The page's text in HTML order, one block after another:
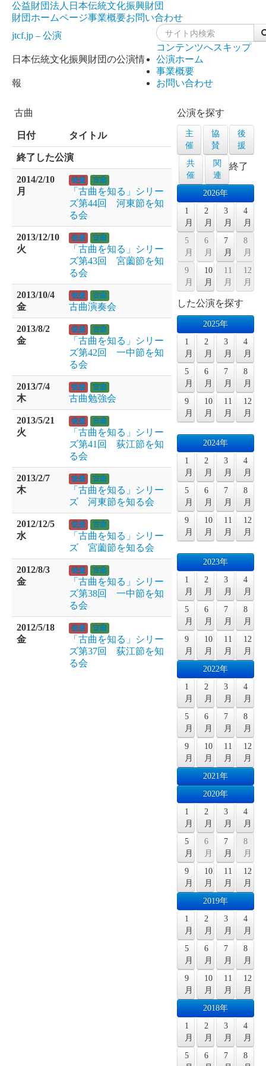
公益財団法人日本伝統文化振興財団
財団ホームページ事業概要お問い合わせ
jtcf.jp – 公演
日本伝統文化振興財団の公演情
報
コンテンツへスキップ
公演ホーム
事業概要
お問い合わせ
古曲
日付 タイトル
終了した公演
2014/2/10
月
後援 古曲
「古曲を知る」シリー
ズ第44回 河東節を知
る会
2013/12/10
火
後援 古曲
「古曲を知る」シリー
ズ第43回 宮薗節を知
る会
2013/10/4
金
後援 古曲
古曲演奏会
2013/8/2
金
後援 古曲
「古曲を知る」シリー
ズ第42回 一中節を知
る会
2013/7/4
木
後援 古曲
古曲勉強会
2013/5/21
火
後援 古曲
「古曲を知る」シリー
ズ第41回 荻江節を知
る会
2013/2/7
木
後援 古曲
「古曲を知る」シリー
ズ 河東節を知る会
2012/12/5
水
後援 古曲
「古曲を知る」シリー
ズ 宮薗節を知る会
2012/8/3
金
後援 古曲
「古曲を知る」シリー
ズ第38回 一中節を知
る会
2012/5/18
金
後援 古曲
「古曲を知る」シリー
ズ第37回 荻江節を知
る会
公演を探す
主
催
協
賛
後
援
共
催
関
連
2026年
1
月
2
月
3
月
4
月
5
月
6
月
7
月
8
月
9
月
10
月
11
月
12
月
終了
した公演を探す
2025年
1
月
2
月
3
月
4
月
5
月
6
月
7
月
8
月
9
月
10
月
11
月
12
月
2024年
1
月
2
月
3
月
4
月
5
月
6
月
7
月
8
月
9
月
10
月
11
月
12
月
2023年
1
月
2
月
3
月
4
月
5
月
6
月
7
月
8
月
9
月
10
月
11
月
12
月
2022年
1
月
2
月
3
月
4
月
5
月
6
月
7
月
8
月
9
月
10
月
11
月
12
月
2021年
2020年
1
月
2
月
3
月
4
月
5
月
6
月
7
月
8
月
9
月
10
月
11
月
12
月
2019年
1
月
2
月
3
月
4
月
5
月
6
月
7
月
8
月
9
月
10
月
11
月
12
月
2018年
1
月
2
月
3
月
4
月
5
6
7
8